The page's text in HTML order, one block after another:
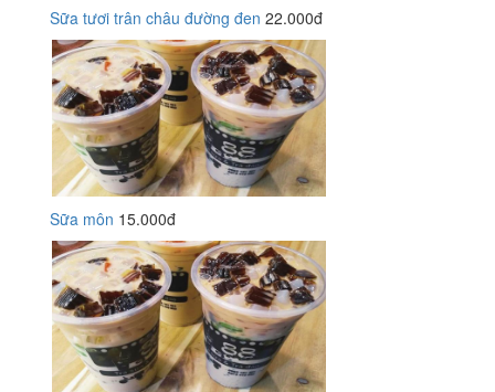
Sữa tươi trân châu đường đen 22.000đ
Sữa môn 15.000đ